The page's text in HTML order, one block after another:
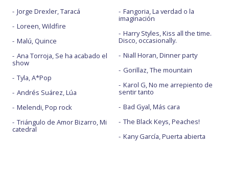
Jorge Drexler, Taracá
Loreen, Wildfire
Malú, Quince
Ana Torroja, Se ha acabado el
show
Tyla, A*Pop
Andrés Suárez, Lúa
Melendi, Pop rock
Triángulo de Amor Bizarro, Mi
catedral
Fangoria, La verdad o la
imaginación
Harry Styles, Kiss all the time.
Disco, occasionally.
Niall Horan, Dinner party
Gorillaz, The mountain
Karol G, No me arrepiento de
sentir tanto
Bad Gyal, Más cara
The Black Keys, Peaches!
Kany García, Puerta abierta